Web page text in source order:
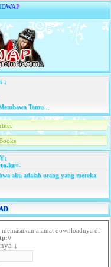
DWAP
↓
Tamu...
=-
aku adalah orang yang mereka
alamat downloadnya di
↓